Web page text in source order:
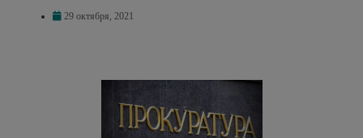
29 октября, 2021